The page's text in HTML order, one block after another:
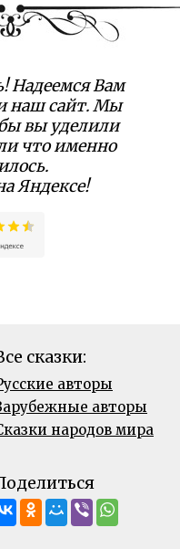
Надеемся Вам
наш сайт. Мы
вы уделили
что именно
Яндексе!
сказки:
авторы
авторы
народов мира